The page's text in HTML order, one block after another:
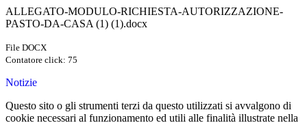
ALLEGATO-MODULO-RICHIESTA-AUTORIZZAZIONE-
PASTO-DA-CASA (1) (1).docx
File DOCX
Contatore click: 75
Notizie
Questo sito o gli strumenti terzi da questo utilizzati si avvalgono di
cookie necessari al funzionamento ed utili alle finalità illustrate nella